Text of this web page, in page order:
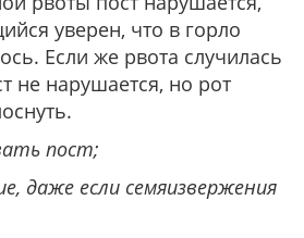
уверен, что в горло
Если же рвота случилась
не нарушается, но рот
пост;
даже если семяизвержения